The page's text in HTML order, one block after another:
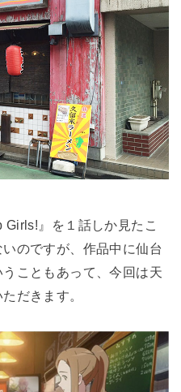
』を１話しか見たこ
のですが、作品中に仙台
こともあって、今回は天
だきます。